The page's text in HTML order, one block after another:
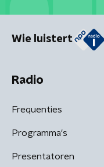
Wie luistert
Radio
Frequenties
Programma's
Presentatoren